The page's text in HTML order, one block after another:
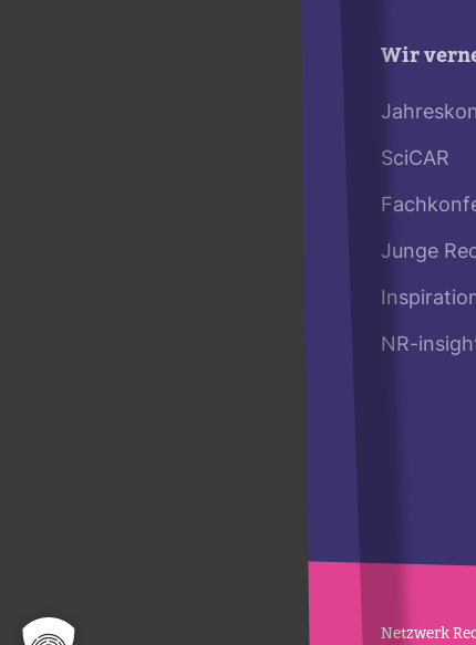
Wir
SciCAR
Junge
NR-
Netz­werk